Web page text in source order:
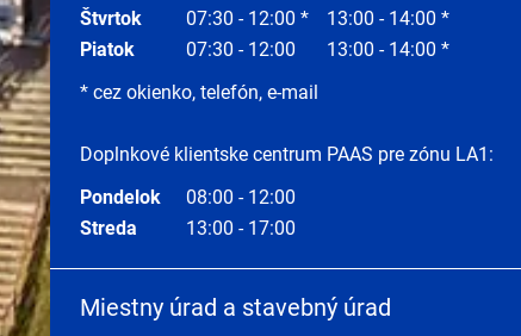
Štvrtok
07:30 - 12:00 *
13:00 - 14:00 *
Piatok
07:30 - 12:00
13:00 - 14:00 *
* cez okienko, telefón, e-mail
Doplnkové klientske centrum PAAS pre zónu LA1:
Pondelok
08:00 - 12:00
Streda
13:00 - 17:00
Miestny úrad a stavebný úrad